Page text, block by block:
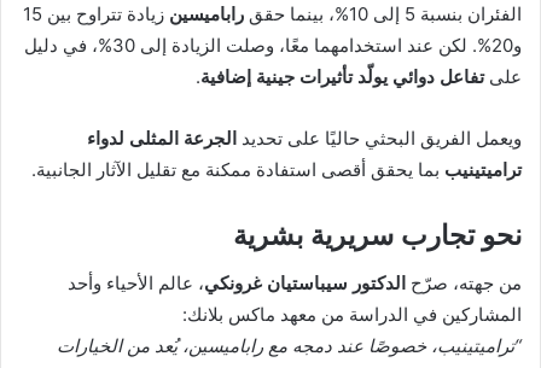
الفئران بنسبة 5 إلى 10%، بينما حقق
راباميسين
زيادة تتراوح بين 15
و20%. لكن عند استخدامهما معًا، وصلت الزيادة إلى 30%، في دليل
علىتفاعل دوائي يولّد تأثيرات جينية إضافية.
ويعمل الفريق البحثي حاليًا على تحديد الجرعة المثلى لدواء
تراميتينيب بما يحقق أقصى استفادة ممكنة مع تقليل الآثار الجانبية.
نحو تجارب سريرية بشرية
من جهته، صرّح الدكتور سيباستيان غرونكي، عالم الأحياء وأحد
المشاركين في الدراسة من معهد ماكس بلانك:
“تراميتينيب، خصوصًا عند دمجه مع راباميسين، يُعد من الخيارات